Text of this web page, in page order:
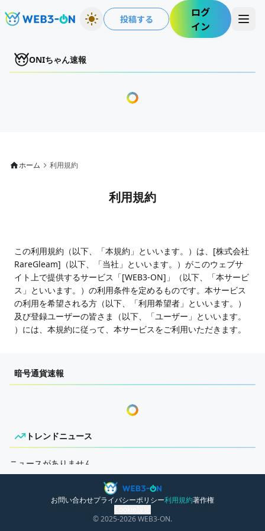
投稿する
ログ
イン
ONIちゃん速報
ホーム 利用規約
利用規約
この利用規約（以下、「本規約」といいます。）は、[株式会社
RareGleam]（以下、「当社」といいます。）がこのウェブサ
イト上で提供するサービス「[WEB3‐ON]」（以下、「本サービ
ス」といいます。）の利用条件を定めるものです。本サービス
の利用を希望される方（以下、「利用希望者」といいます。）
及び登録ユーザーの皆さま（以下、「ユーザー」といいます。
）には、本規約に従って、本サービスをご利用いただきます。
本規規約は、ユーザーと当社との間の本サービスの利用に
関わる一切の関係に適用されるものとします。
するルール、ガイドライン等は、本規約の一部を構成する
本規約の内容と、前項のルールその他の本規約外における
本サービスの説明等が異なる場合は、本規約の規定が優先
して適用されるものとします。
本サービスの利用を希望する者は、本規約を遵守すること
に同意し、かつ当社の定める一定の情報（以下、「登録事
暗号通貨速報
トレンドニュース
ニュースがありません。
お問い合わせプライバシーポリシー利用規約著作権
© 2025-2026WEB3-ON.